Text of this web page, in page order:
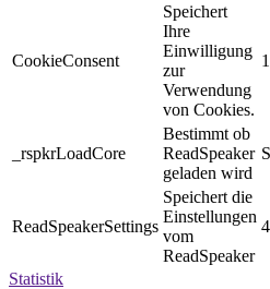
CookieConsent
Speichert
Ihre
Einwilligung
zur
Verwendung
von Cookies.
_rspkrLoadCore
Bestimmt ob
ReadSpeaker
geladen wird
ReadSpeakerSettings
Speichert die
Einstellungen
vom
ReadSpeaker
Statistik